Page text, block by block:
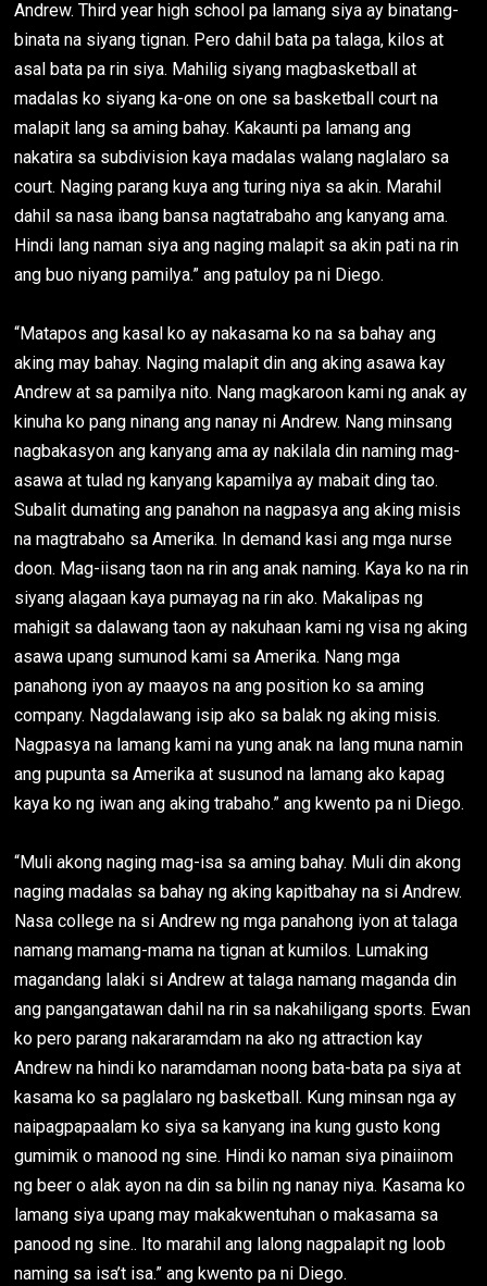
Andrew. Third year high school pa lamang siya ay binatang-
binata na siyang tignan. Pero dahil bata pa talaga, kilos at
asal bata pa rin siya. Mahilig siyang magbasketball at
madalas ko siyang ka-one on one sa basketball court na
malapit lang sa aming bahay. Kakaunti pa lamang ang
nakatira sa subdivision kaya madalas walang naglalaro sa
court. Naging parang kuya ang turing niya sa akin. Marahil
dahil sa nasa ibang bansa nagtatrabaho ang kanyang ama.
Hindi lang naman siya ang naging malapit sa akin pati na rin
ang buo niyang pamilya.” ang patuloy pa ni Diego.
“Matapos ang kasal ko ay nakasama ko na sa bahay ang
aking may bahay. Naging malapit din ang aking asawa kay
Andrew at sa pamilya nito. Nang magkaroon kami ng anak ay
kinuha ko pang ninang ang nanay ni Andrew. Nang minsang
nagbakasyon ang kanyang ama ay nakilala din naming mag-
asawa at tulad ng kanyang kapamilya ay mabait ding tao.
Subalit dumating ang panahon na nagpasya ang aking misis
na magtrabaho sa Amerika. In demand kasi ang mga nurse
doon. Mag-iisang taon na rin ang anak naming. Kaya ko na rin
siyang alagaan kaya pumayag na rin ako. Makalipas ng
mahigit sa dalawang taon ay nakuhaan kami ng visa ng aking
asawa upang sumunod kami sa Amerika. Nang mga
panahong iyon ay maayos na ang position ko sa aming
company. Nagdalawang isip ako sa balak ng aking misis.
Nagpasya na lamang kami na yung anak na lang muna namin
ang pupunta sa Amerika at susunod na lamang ako kapag
kaya ko ng iwan ang aking trabaho.” ang kwento pa ni Diego.
“Muli akong naging mag-isa sa aming bahay. Muli din akong
naging madalas sa bahay ng aking kapitbahay na si Andrew.
Nasa college na si Andrew ng mga panahong iyon at talaga
namang mamang-mama na tignan at kumilos. Lumaking
magandang lalaki si Andrew at talaga namang maganda din
ang pangangatawan dahil na rin sa nakahiligang sports. Ewan
ko pero parang nakararamdam na ako ng attraction kay
Andrew na hindi ko naramdaman noong bata-bata pa siya at
kasama ko sa paglalaro ng basketball. Kung minsan nga ay
naipagpapaalam ko siya sa kanyang ina kung gusto kong
gumimik o manood ng sine. Hindi ko naman siya pinaiinom
ng beer o alak ayon na din sa bilin ng nanay niya. Kasama ko
lamang siya upang may makakwentuhan o makasama sa
panood ng sine.. Ito marahil ang lalong nagpalapit ng loob
naming sa isa’t isa.” ang kwento pa ni Diego.